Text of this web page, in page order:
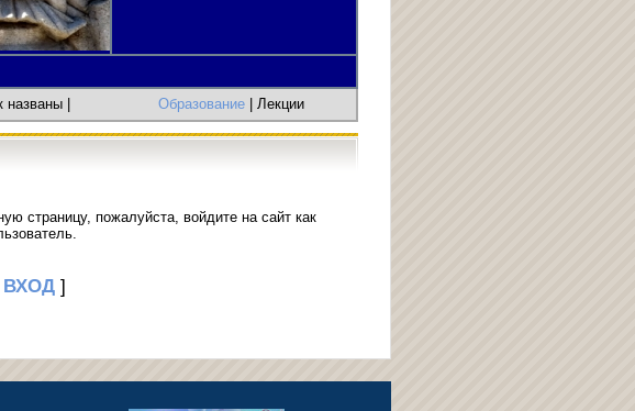
названы Образование | Лекции
страницу, пожалуйста, войдите на сайт как
ВХОД]